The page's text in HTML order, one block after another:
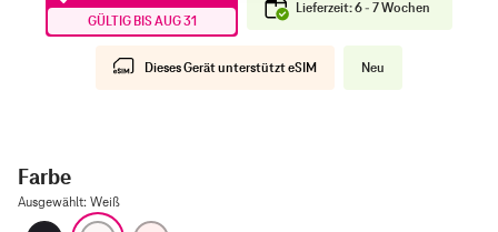
GÜLTIG BIS AUG 31
Lieferzeit: 6 - 7 Wochen
Dieses Gerät unterstützt eSIM Neu
Farbe
Ausgewählt: Weiß
Schwarz Weiß